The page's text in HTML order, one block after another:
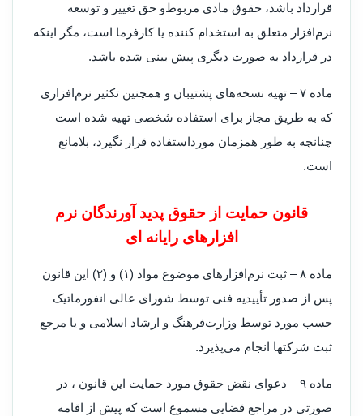
قرارداد باشد، حقوق مادی مربوط‌و حق تغییر و توسعه
نرم‌افزار متعلق به استخدام کننده یا کارفرما است، مگر اینکه
در قرارداد به صورت دیگری پیش بینی شده باشد.
‌ماده ۷ – تهیه نسخه‌های پشتیبان و همچنین تکثیر نرم‌افزاری
که به طریق مجاز برای استفاده شخصی تهیه شده است
چنانچه به طور همزمان مورد‌استفاده قرار نگیرد، بلامانع
است.
قانون حمایت از حقوق پدید آورندگان نرم
افزارهای رایانه ای
‌ماده ۸ – ثبت نرم‌افزارهای موضوع مواد (۱) و (۲) این قانون
پس از صدور تأییدیه فنی توسط شورای عالی انفورماتیک
حسب مورد توسط وزارت‌فرهنگ و ارشاد اسلامی و یا مرجع
ثبت شرکتها انجام می‌پذیرد.
‌ماده ۹ – دعوای نقض حقوق مورد حمایت این قانون ، در
صورتی در مراجع قضایی مسموع است که پیش از اقامه